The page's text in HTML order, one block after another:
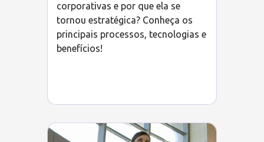
corporativas e por que ela se
tornou estratégica? Conheça os
principais processos, tecnologias e
benefícios!